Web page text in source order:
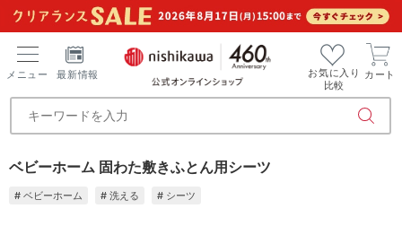
メニュー 最新情報
お気に入り
比較
カート
ベビーホーム 固わた敷きふとん用シーツ
# ベビーホーム # 洗える # シーツ